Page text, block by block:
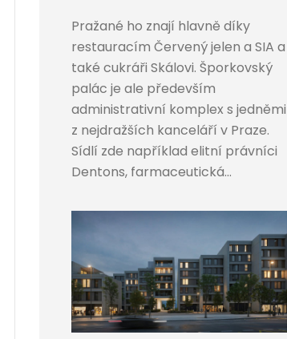
Pražané ho znají hlavně díky
restauracím Červený jelen a SIA a
také cukráři Skálovi. Šporkovský
palác je ale především
administrativní komplex s jedněmi
z nejdražších kanceláří v Praze.
Sídlí zde například elitní právníci
Dentons, farmaceutická...